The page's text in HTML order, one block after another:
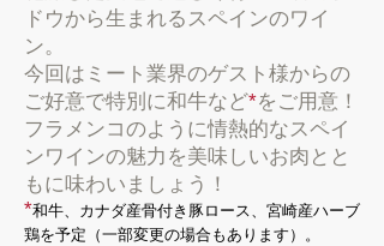
ドウから生まれるスペインのワイ
ン。
今回はミート業界のゲスト様からの
ご好意で特別に和牛など*をご用意！
フラメンコのように情熱的なスペイ
ンワインの魅力を美味しいお肉とと
もに味わいましょう！
*和牛、カナダ産骨付き豚ロース、宮崎産ハーブ
鶏を予定（一部変更の場合もあります）。